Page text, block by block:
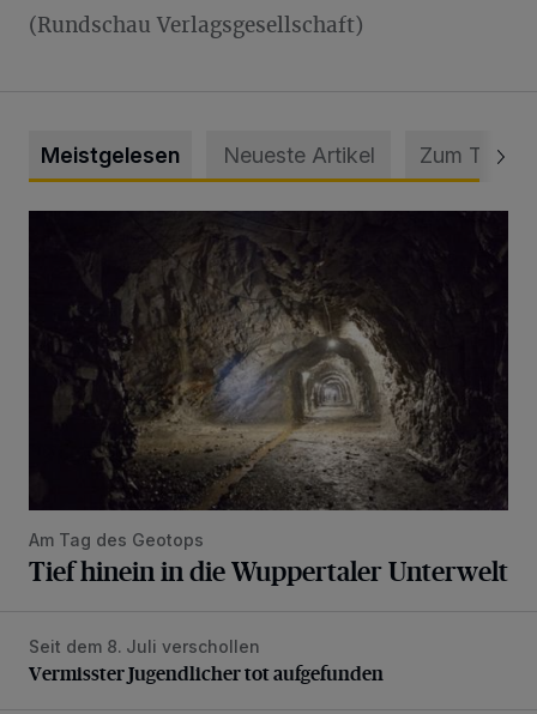
(Rundschau Verlagsgesellschaft)
Meistgelesen Neueste Artikel Zum Thema
Am Tag des Geotops
Tief hinein in die Wuppertaler Unterwelt
Vermisster Jugendlicher tot aufgefunden
Seit dem 8. Juli verschollen
Vermisster Jugendlicher tot aufgefunden